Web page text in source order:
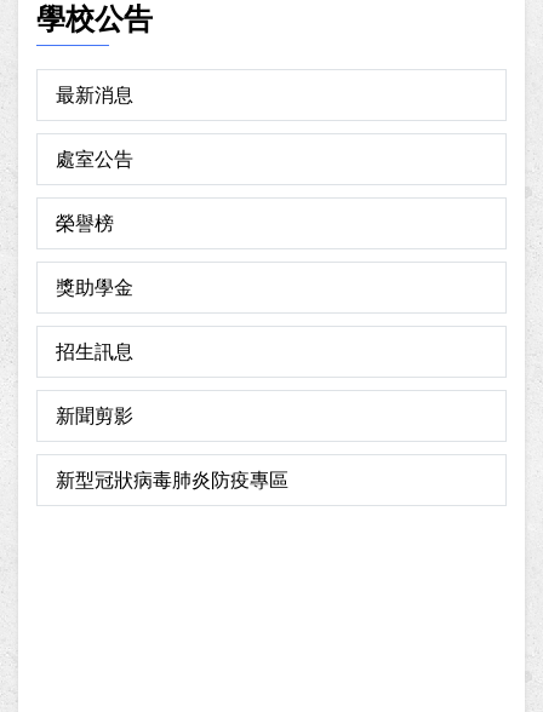
學校公告
最新消息
處室公告
榮譽榜
獎助學金
招生訊息
新聞剪影
新型冠狀病毒肺炎防疫專區